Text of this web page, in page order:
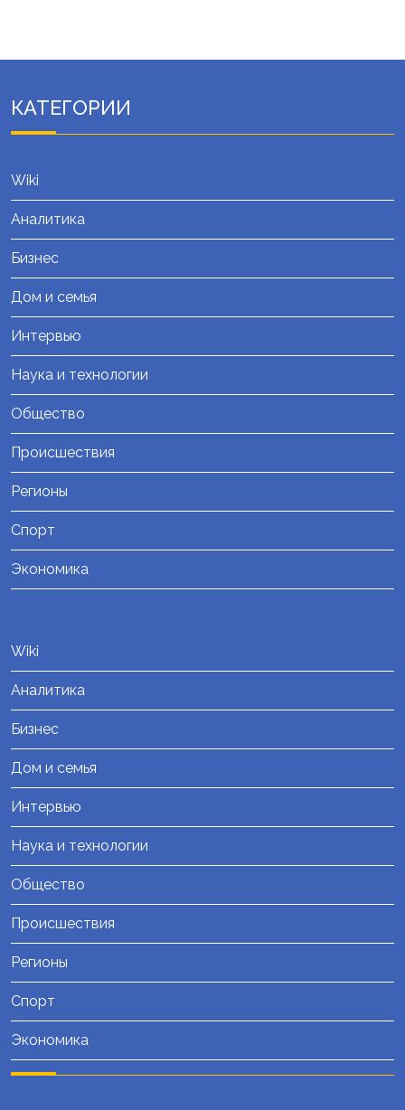
КАТЕГОРИИ
Wiki
Аналитика
Бизнес
Дом и семья
Интервью
Наука и технологии
Общество
Происшествия
Регионы
Спорт
Экономика
Wiki
Аналитика
Бизнес
Дом и семья
Интервью
Наука и технологии
Общество
Происшествия
Регионы
Спорт
Экономика